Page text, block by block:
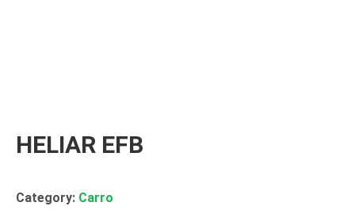
HELIAR EFB
Category: Carro